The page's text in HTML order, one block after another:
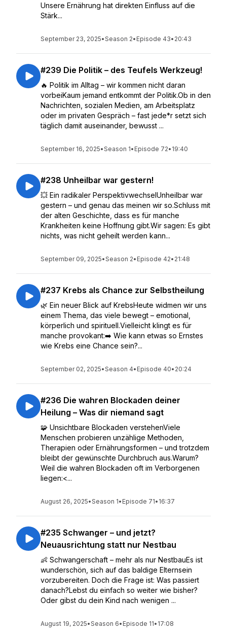
Unsere Ernährung hat direkten Einfluss auf die
Stärk...
September 23, 2025•Season 2• Episode 43• 20:43
#239 Die Politik – des Teufels Werkzeug!
🔥 Politik im Alltag – wir kommen nicht daran
vorbeiKaum jemand entkommt der Politik.Ob in den
Nachrichten, sozialen Medien, am Arbeitsplatz
oder im privaten Gespräch – fast jede*r setzt sich
täglich damit auseinander, bewusst ...
September 16, 2025•Season 1• Episode 72• 19:40
#238 Unheilbar war gestern!
💥 Ein radikaler PerspektivwechselUnheilbar war
gestern – und genau das meinen wir so.Schluss mit
der alten Geschichte, dass es für manche
Krankheiten keine Hoffnung gibt.Wir sagen: Es gibt
nichts, was nicht geheilt werden kann...
September 09, 2025•Season 2• Episode 42• 21:48
#237 Krebs als Chance zur Selbstheilung
🌿 Ein neuer Blick auf KrebsHeute widmen wir uns
einem Thema, das viele bewegt – emotional,
körperlich und spirituell.Vielleicht klingt es für
manche provokant:➡️ Wie kann etwas so Ernstes
wie Krebs eine Chance sein?...
September 02, 2025•Season 4• Episode 40• 20:24
#236 Die wahren Blockaden deiner
Heilung – Was dir niemand sagt
🧩 Unsichtbare Blockaden verstehenViele
Menschen probieren unzählige Methoden,
Therapien oder Ernährungsformen – und trotzdem
bleibt der gewünschte Durchbruch aus.Warum?
Weil die wahren Blockaden oft im Verborgenen
liegen:<...
August 26, 2025•Season 1• Episode 71• 16:37
#235 Schwanger – und jetzt?
Neuausrichtung statt nur Nestbau
👶 Schwangerschaft – mehr als nur NestbauEs ist
wunderschön, sich auf das baldige Elternsein
vorzubereiten. Doch die Frage ist: Was passiert
danach?Lebst du einfach so weiter wie bisher?
Oder gibst du dein Kind nach wenigen ...
August 19, 2025•Season 6• Episode 11• 17:08